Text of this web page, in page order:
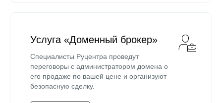
Услуга «Доменный брокер»
Специалисты Руцентра проведут
переговоры с администратором домена о
его продаже по вашей цене и организуют
безопасную сделку.